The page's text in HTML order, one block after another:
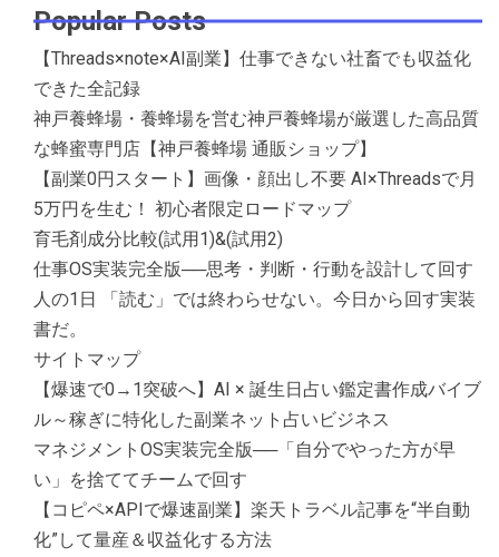
Popular Posts
【Threads×note×AI副業】仕事できない社畜でも収益化
できた全記録
神戸養蜂場・養蜂場を営む神戸養蜂場が厳選した高品質
な蜂蜜専門店【神戸養蜂場 通販ショップ】
【副業0円スタート】画像・顔出し不要 AI×Threadsで月
5万円を生む！ 初心者限定ロードマップ
育毛剤成分比較(試用1)&(試用2)
仕事OS実装完全版──思考・判断・行動を設計して回す
人の1日 「読む」では終わらせない。今日から回す実装
書だ。
サイトマップ
【爆速で0→1突破へ】AI × 誕生日占い鑑定書作成バイブ
ル～稼ぎに特化した副業ネット占いビジネス
マネジメントOS実装完全版──「自分でやった方が早
い」を捨ててチームで回す
【コピペ×APIで爆速副業】楽天トラベル記事を“半自動
化”して量産＆収益化する方法